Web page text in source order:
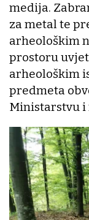
medija.
za metal te
arheološkim
prostoru
arheološkim
predmeta
Ministarstvu i